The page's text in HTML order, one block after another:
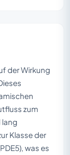
der Wirkung
zum
lang
Klasse der
was es